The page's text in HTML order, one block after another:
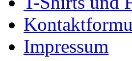
Impressum